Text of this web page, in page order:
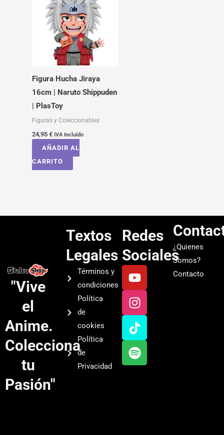
Figura Hucha Jiraya
16cm | Naruto Shippuden
| PlasToy
Figuras y Coleccionables
24,95 € IVA Incluído
AÑADIR AL
CARRITO
"Vive
el
Anime.
Colecciona
tu
Pasión"
Textos
Legales
Términos y
condiciones
Política
de
cookies
Política
de
Privacidad
Redes
Sociales
Y
o
u
t
u
b
e
I
n
s
t
a
g
r
a
T
i
k
t
o
k
S
p
o
t
i
f
y
¿Quienes
Somos?
Contacto